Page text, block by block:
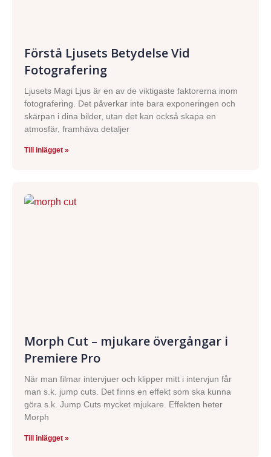
Förstå Ljusets Betydelse Vid
Fotografering
Ljusets Magi Ljus är en av de viktigaste faktorerna inom
fotografering. Det påverkar inte bara exponeringen och
skärpan i dina bilder, utan det kan också skapa en
atmosfär, framhäva detaljer
Till inlägget »
Morph Cut – mjukare övergångar i
Premiere Pro
När man filmar intervjuer och klipper mitt i intervjun får
man s.k. jump cuts. Det finns en effekt som ska kunna
göra s.k. Jump Cuts mycket mjukare. Effekten heter
Morph
Till inlägget »